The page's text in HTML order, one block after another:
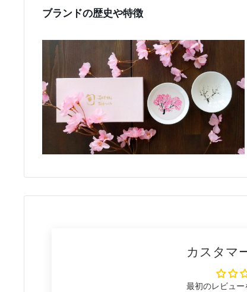
ブランドの歴史や特徴
カスタマ
最初のレビュー